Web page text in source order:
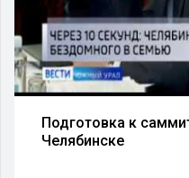
Подготовка к
Челябинске